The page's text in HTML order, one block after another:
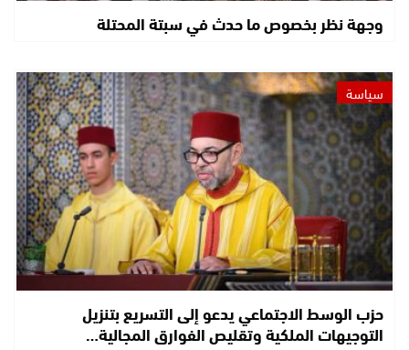
وجهة نظر بخصوص ما حدث في سبتة المحتلة
سياسة
حزب الوسط الاجتماعي يدعو إلى التسريع بتنزيل
التوجيهات الملكية وتقليص الفوارق المجالية…